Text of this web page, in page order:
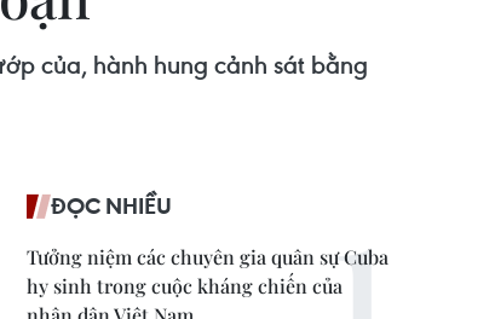
của, hành hung cảnh sát bằng
ĐỌC NHIỀU
Tưởng niệm các chuyên gia quân sự Cuba
hy sinh trong cuộc kháng chiến của